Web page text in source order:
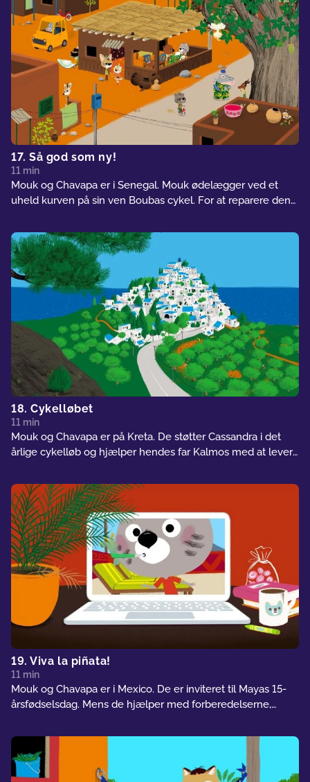
17. Så god som ny!
11 min
Mouk og Chavapa er i Senegal. Mouk ødelægger ved et
uheld kurven på sin ven Boubas cykel. For at reparere den
giver ting nyt liv. Han lærer dem, hvordan man genbruger
kasserede genstande ved enten at forvandle dem til nye
ting eller kunstværker.
18. Cykelløbet
11 min
Mouk og Chavapa er på Kreta. De støtter Cassandra i det
årlige cykelløb og hjælper hendes far Kalmos med at levere
nummer på vejen og står over for udskillelse. Mouk og
Chavapa prøver at indhente hende for at levere nummeret
tilbage.
19. Viva la piñata!
11 min
Mouk og Chavapa er i Mexico. De er inviteret til Mayas 15-
årsfødselsdag. Mens de hjælper med forberedelserne,